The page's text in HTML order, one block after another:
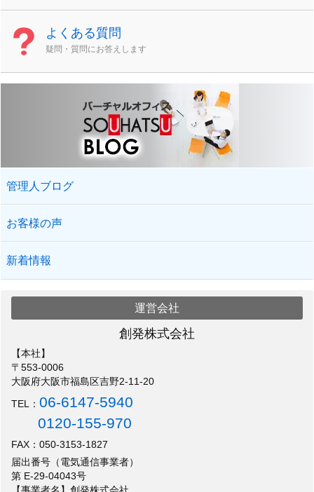
よくある質問
疑問・質問にお答えします
管理人ブログ
お客様の声
新着情報
運営会社
創発株式会社
【本社】
〒553-0006
大阪府大阪市福島区吉野2-11-20
TEL：06-6147-5940
0120-155-970
FAX：050-3153-1827
届出番号（電気通信事業者）
第 E-29-04043号
【事業者名】創発株式会社